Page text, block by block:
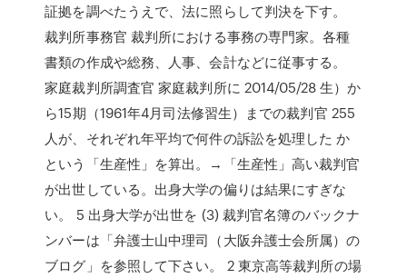
証拠を調べたうえで、法に照らして判決を下す。
裁判所事務官 裁判所における事務の専門家。各種
書類の作成や総務、人事、会計などに従事する。
家庭裁判所調査官 家庭裁判所に 2014/05/28 生）か
ら15期（1961年4月司法修習生）までの裁判官 255
人が、それぞれ年平均で何件の訴訟を処理した か
という「生産性」を算出。→「生産性」高い裁判官
が出世している。出身大学の偏りは結果にすぎな
い。 5 出身大学が出世を (3) 裁判官名簿のバックナ
ンバーは「弁護士山中理司（大阪弁護士会所属）の
ブログ」を参照して下さい。 2 東京高等裁判所の場